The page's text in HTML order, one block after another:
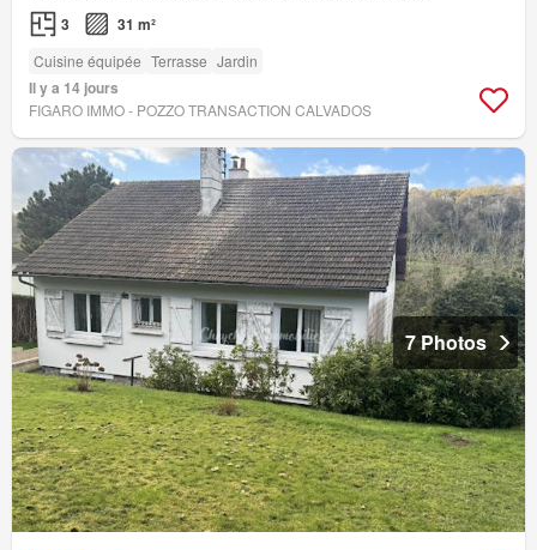
3 31 m²
Cuisine équipée Terrasse Jardin
Il y a 14 jours
FIGARO IMMO - POZZO TRANSACTION CALVADOS
7 Photos